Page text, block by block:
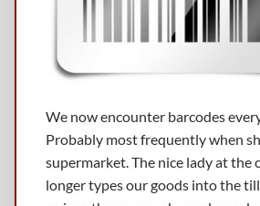
We now encounter barcodes
Probably most frequently when
supermarket. The nice lady at the
longer types our goods into the